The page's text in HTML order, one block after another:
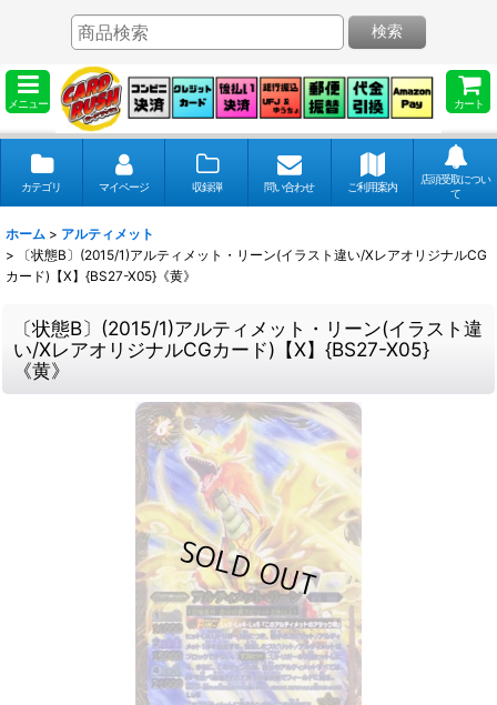
メニュー カート
検索
カテゴリ マイページ 収録弾 問い合わせ ご利用案内
店頭受取につい
て
ホーム > アルティメット
>
〔状態B〕(2015/1)アルティメット・リーン(イラスト違い/XレアオリジナルCG
カード)【X】{BS27-X05}《黄》
〔状態B〕(2015/1)アルティメット・リーン(イラスト違
い/XレアオリジナルCGカード)【X】{BS27-X05}
《黄》